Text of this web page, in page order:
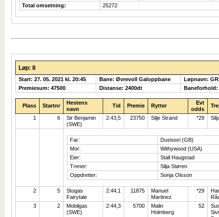
Total omsetning:
25272
Løp: 8
Start: 27. 05. 2021 kl. 20:45 Bane: Øvrevoll Galoppbane
Løpnavn:
Premiesum: 47500
Distanse: 2400dt Baneforhold:
Plass Startnr
Hestens
navn
Tid Premie Rytter
Evt
odds
1 6
Sir Benjamin
(SWE)
2:43,5 23750 Silje Strand *29
Far:
Dustoori (GB)
Mor:
Withywood (USA)
Eier:
Stall Haugstad
Trener:
Silja Støren
Oppdretter:
Sonja Olsson
2 5
Stogas
Fairytale
2:44,1 11875
Manuel
Martinez
*29
3
2
Mobilgas
(SWE)
2:44,3 5700
Malin
Holmberg
52